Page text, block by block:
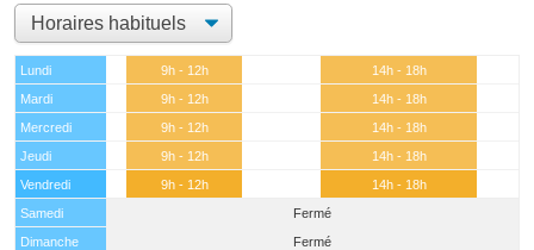
Lundi 9h - 12h
14h - 18h
Mardi
9h - 12h
14h - 18h
Mercredi
9h - 12h
14h - 18h
Jeudi
9h - 12h
14h - 18h
Vendredi
9h - 12h
14h - 18h
Samedi
Fermé
Dimanche
Fermé